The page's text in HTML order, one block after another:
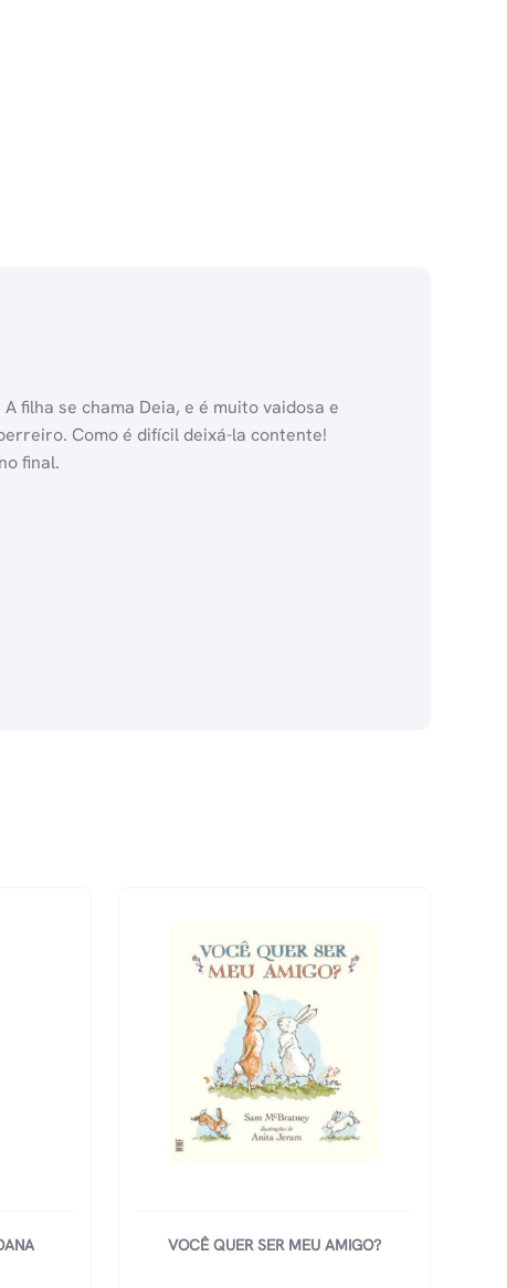
filha se chama Deia, e é muito vaidosa e
Como é difícil deixá-la contente!
final.
VOCÊ QUER SER MEU AMIGO?